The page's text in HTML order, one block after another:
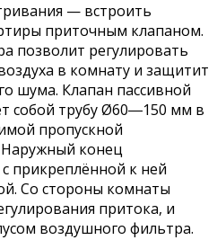
— встроить
приточным клапаном.
позволит регулировать
в комнату и защитит
шума. Клапан пассивной
собой трубу Ø60―150 мм в
пропускной
Наружный конец
прикреплённой к ней
Со стороны комнаты
притока, и
воздушного фильтра.